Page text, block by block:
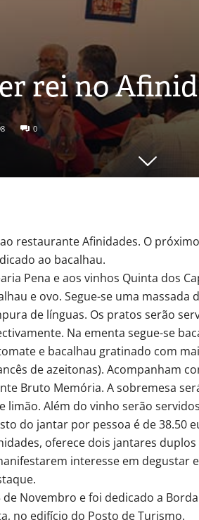
rei no
0
restaurante Afinidades. O
ao bacalhau.
Pena e aos vinhos Quinta dos
e ovo. Segue-se uma massada
de línguas. Os pratos serão
Na ementa segue-se
e bacalhau gratinado com
de azeitonas). Acompanham
Bruto Memória. A sobremesa
limão. Além do vinho serão
do jantar por pessoa é de 38.50
oferece dois jantares
interesse em degustar
Novembro e foi dedicado a
no edifício do Posto de Turismo.